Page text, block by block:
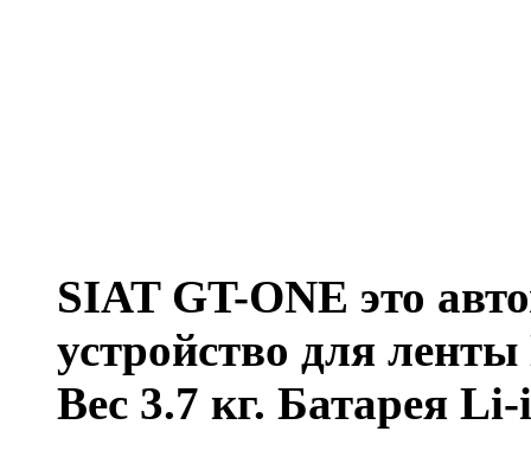
SIAT GT-ONE это
устройство для
Вес 3.7 кг. Батарея